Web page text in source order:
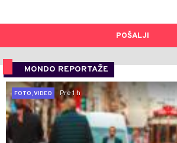
POŠALJI
MONDO REPORTAŽE
FOTO, VIDEO
Pre 1 h